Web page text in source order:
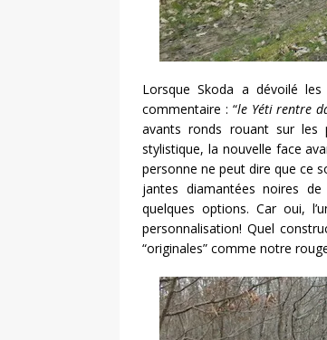
Lorsque Skoda a dévoilé
commentaire : “le Yéti rentre
avants ronds rouant sur les
stylistique, la nouvelle face
personne ne peut dire que ce
jantes diamantées noires
quelques options. Car oui,
personnalisation! Quel
“originales” comme notre